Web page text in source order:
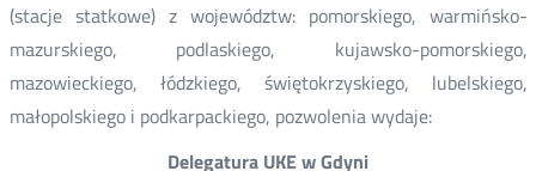
(stacje statkowe) z województw: pomorskiego, warmińsko-
mazurskiego, podlaskiego, kujawsko-pomorskiego,
mazowieckiego, łódzkiego, świętokrzyskiego, lubelskiego,
małopolskiego i podkarpackiego, pozwolenia wydaje:
Delegatura UKE w Gdyni